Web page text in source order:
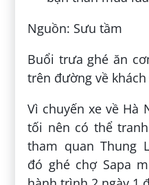
Nguồn: Sưu tầm
Buổi trưa ghé ăn
trên đường về
Vì chuyến xe về Hà
tối nên có thể
tham quan Thung
đó ghé chợ Sapa